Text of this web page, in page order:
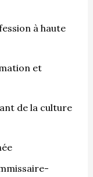
à haute
et
de la culture